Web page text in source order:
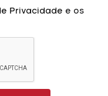
Privacidade e os